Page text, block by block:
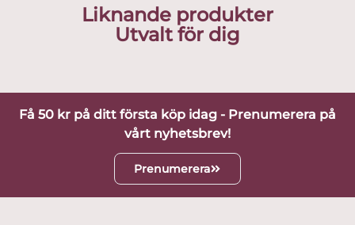
Liknande produkter
Utvalt för dig
Få 50 kr på ditt första köp idag - Prenumerera på
vårt nyhetsbrev!
Prenumerera